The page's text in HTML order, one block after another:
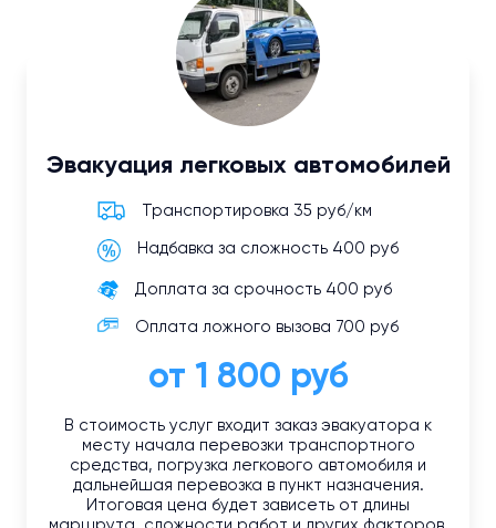
Эвакуация легковых автомобилей
Транспортировка 35 руб/км
Надбавка за сложность 400 руб
Доплата за срочность 400 руб
Оплата ложного вызова 700 руб
от 1 800 руб
В стоимость услуг входит заказ эвакуатора к
месту начала перевозки транспортного
средства, погрузка легкового автомобиля и
дальнейшая перевозка в пункт назначения.
Итоговая цена будет зависеть от длины